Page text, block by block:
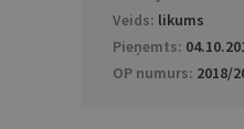
Veids: likums
Pieņemts:
OP numurs: 2018/